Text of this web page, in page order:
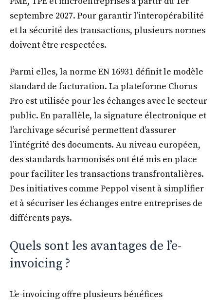
septembre 2027. Pour garantir l’interopérabilité
et la sécurité des transactions, plusieurs normes
doivent être respectées.
Parmi elles, la norme EN 16931 définit le modèle
standard de facturation. La plateforme Chorus
Pro est utilisée pour les échanges avec le secteur
public. En parallèle, la signature électronique et
l’archivage sécurisé permettent d’assurer
l’intégrité des documents. Au niveau européen,
des standards harmonisés ont été mis en place
pour faciliter les transactions transfrontalières.
Des initiatives comme Peppol visent à simplifier
et à sécuriser les échanges entre entreprises de
différents pays.
Quels sont les avantages de l’e-
invoicing ?
L’e-invoicing offre plusieurs bénéfices